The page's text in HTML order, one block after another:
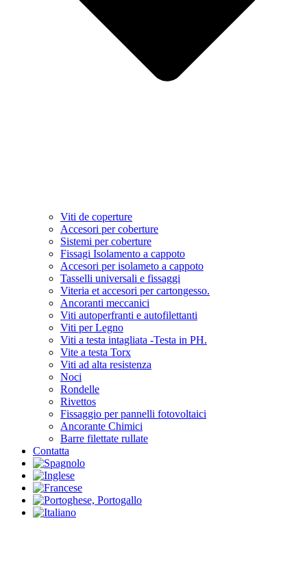
Viti de coperture
Accesori per coberture
Sistemi per coberture
Fissagi Isolamento a cappoto
Accesori per isolameto a cappoto
Tasselli universali e fissaggi
Viteria et accesori per cartongesso.
Ancoranti meccanici
Viti autoperfranti e autofilettanti
Viti per Legno
Viti a testa intagliata -Testa in PH.
Vite a testa Torx
Viti ad alta resistenza
Noci
Rondelle
Rivettos
Fissaggio per pannelli fotovoltaici
Ancorante Chimici
Barre filettate rullate
Contatta